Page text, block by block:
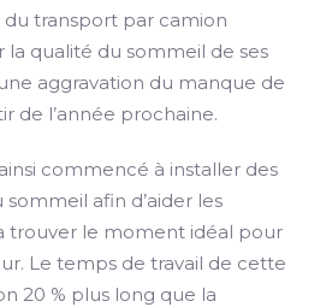
du transport par camion
la qualité du sommeil de ses
aggravation du manque de
de l’année prochaine.
commencé à installer des
sommeil afin d’aider les
trouver le moment idéal pour
Le temps de travail de cette
20 % plus long que la